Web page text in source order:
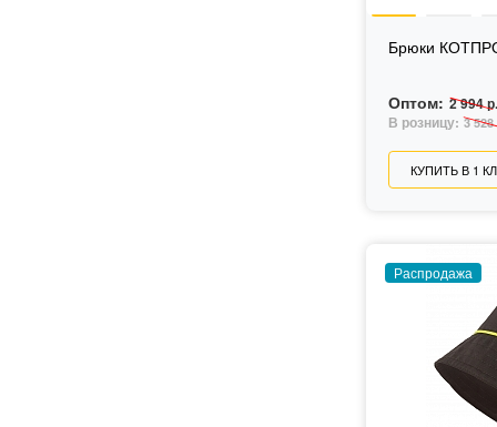
Брюки
Оптом: 2 994 р.
В розницу: 3 528
КУПИТЬ В 1
Распродажа